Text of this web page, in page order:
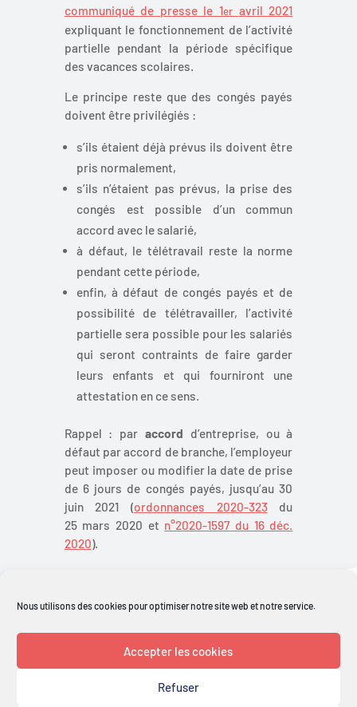
Nous utilisons des cookies pour optimiser notre site web et notre service.
Accepter les cookies
Refuser
communiqué de presse le 1er avril 2021
expliquant le fonctionnement de l’activité
partielle pendant la période spécifique
des vacances scolaires.
Le principe reste que des congés payés
doivent être privilégiés :
s’ils étaient déjà prévus ils doivent être
pris normalement,
s’ils n’étaient pas prévus, la prise des
congés est possible d’un commun
accord avec le salarié,
à défaut, le télétravail reste la norme
pendant cette période,
enfin, à défaut de congés payés et de
possibilité de télétravailler, l’activité
partielle sera possible pour les salariés
qui seront contraints de faire garder
leurs enfants et qui fourniront une
attestation en ce sens.
Rappel : paraccord d’entreprise, ou à
défaut par accord de branche, l’employeur
peut imposer ou modifier la date de prise
de 6 jours de congés payés, jusqu’au 30
juin 2021 (ordonnances 2020-323du
25 mars 2020 et n°2020-1597 du 16 déc.
2020).